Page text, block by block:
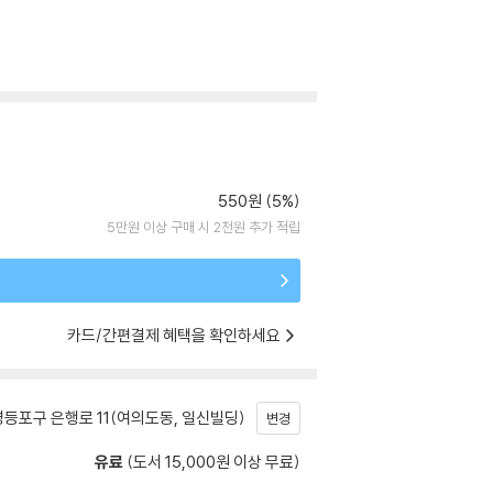
550원 (5%)
5만원 이상 구매 시 2천원 추가 적립
카드/간편결제 혜택을 확인하세요
포구 은행로 11(여의도동, 일신빌딩) 변경
유료 (도서 15,000원 이상 무료)